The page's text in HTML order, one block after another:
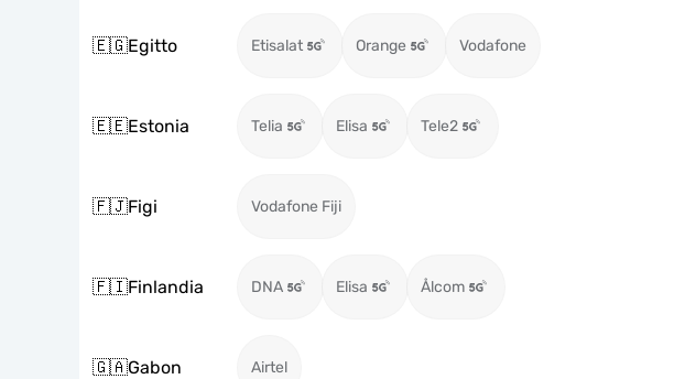
🇪🇬Egitto Etisalat Orange Vodafone
🇪🇪Estonia Telia Elisa Tele2
🇫🇯Figi Vodafone Fiji
🇫🇮Finlandia DNA Elisa Ålcom
🇬🇦Gabon Airtel